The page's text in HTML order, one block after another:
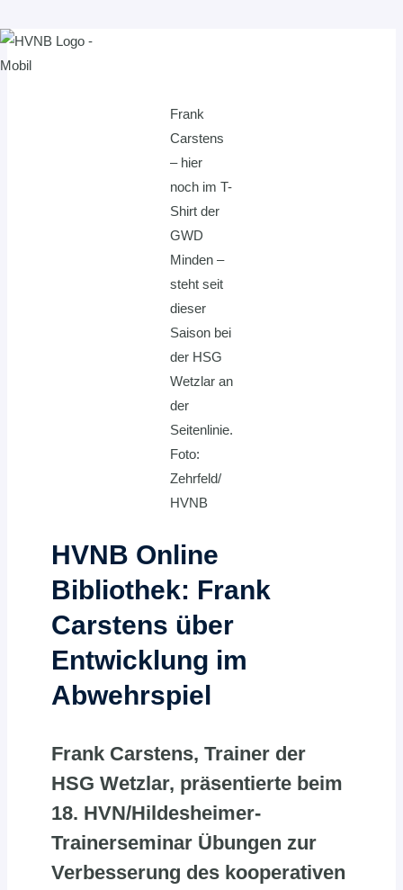
Zum
Inhalt
Frank
Carstens
– hier
noch im T-
Shirt der
GWD
Minden –
steht seit
dieser
Saison bei
der HSG
Wetzlar an
der
Seitenlinie.
Foto:
Zehrfeld/
HVNB
HVNB Online
Bibliothek: Frank
Carstens über
Entwicklung im
Abwehrspiel
Frank Carstens, Trainer der
HSG Wetzlar, präsentierte beim
18. HVN/Hildesheimer-
Trainerseminar Übungen zur
Verbesserung des kooperativen